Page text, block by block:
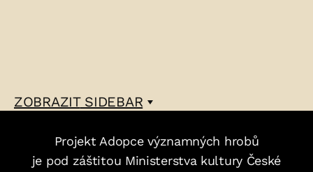
ZOBRAZITSIDEBAR
Projekt Adopce významných hrobů
je pod záštitou Ministerstva kultury České